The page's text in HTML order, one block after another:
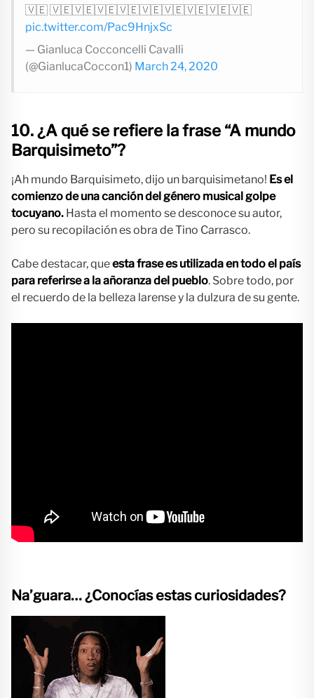
🇻🇪 🇻🇪🇻🇪🇻🇪🇻🇪🇻🇪🇻🇪🇻🇪🇻🇪🇻🇪
pic.twitter.com/Pac9HnjxSc
— Gianluca Cocconcelli Cavalli
(@GianlucaCoccon1) March 24, 2020
10. ¿A qué se refiere la frase “A mundo
Barquisimeto”?
¡Ah mundo Barquisimeto, dijo un barquisimetano! Es el
comienzo de una canción del género musical golpe
tocuyano. Hasta el momento se desconoce su autor,
pero su recopilación es obra de Tino Carrasco.
Cabe destacar, queesta frase es utilizada en todo el país
para referirse a la añoranza del pueblo. Sobre todo, por
el recuerdo de la belleza larense y la dulzura de su gente.
Na’guara… ¿Conocías estas curiosidades?